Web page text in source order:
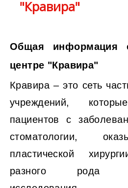
"Кравира"
Общая информация
центре "Кравира"
Кравира – это сеть
учреждений,
пациентов с
стоматологии,
пластической
разного рода